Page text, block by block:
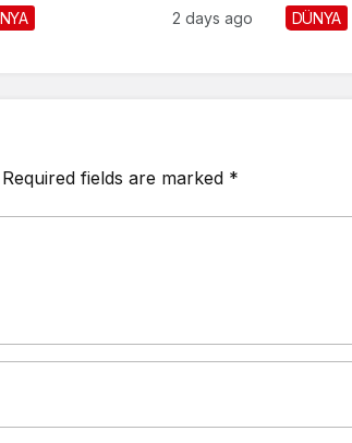
2 days ago DÜNYA
Required fields are marked *